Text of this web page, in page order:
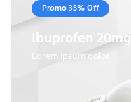
Promo 35% Off
Ibuprofen 20mg
Lorem ipsum dolor.